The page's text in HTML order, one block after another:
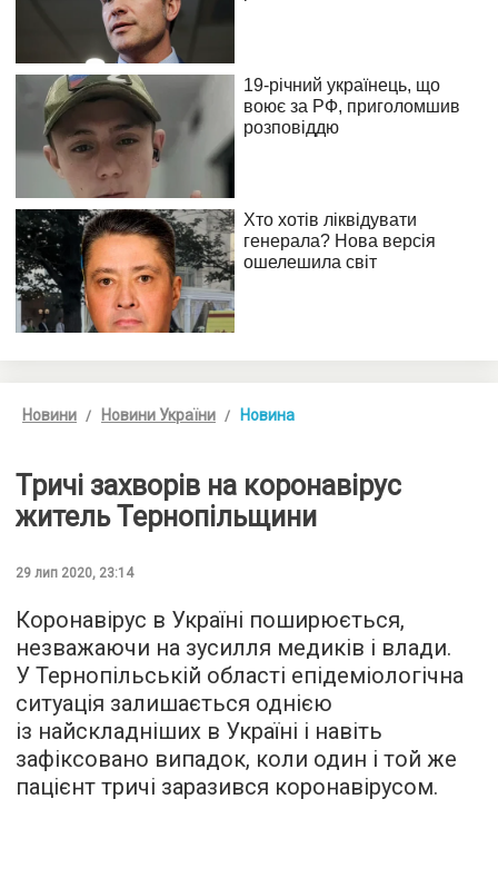
Новини Новини України Новина
Тричі захворів на коронавірус
житель Тернопільщини
29 лип 2020, 23:14
Коронавірус в Україні поширюється,
незважаючи на зусилля медиків і влади.
У Тернопільській області епідеміологічна
ситуація залишається однією
із найскладніших в Україні і навіть
зафіксовано випадок, коли один і той же
пацієнт тричі заразився коронавірусом.